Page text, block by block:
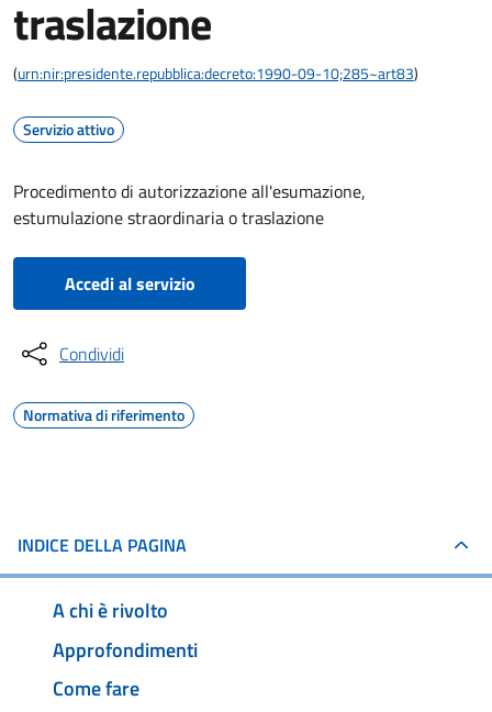
traslazione
(urn:nir:presidente.repubblica:decreto:1990-09-10;285~art83)
Servizio attivo
Procedimento di autorizzazione all'esumazione,
estumulazione straordinaria o traslazione
Accedi al servizio
Condividi
Normativa di riferimento
INDICE DELLA PAGINA
A chi è rivolto
Approfondimenti
Come fare